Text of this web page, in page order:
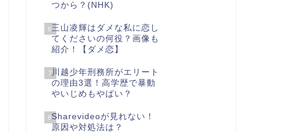
つから？(NHK)
6三山凌輝はダメな私に恋し
てくださいの何役？画像も
紹介！【ダメ恋】
7川越少年刑務所がエリート
の理由3選！高学歴で暴動
やいじめもやばい？
8Sharevideoが見れない！
原因や対処法は？